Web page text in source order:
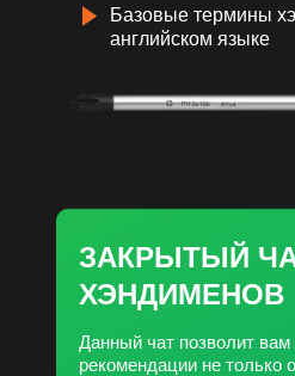
ЗАКРЫТЫЙ
ХЭНДИМЕНОВ
Данный чат позволит вам
рекомендации не только
Базовые термины
английском языке